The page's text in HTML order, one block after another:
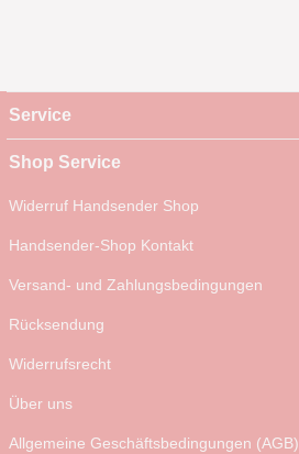
Service
Shop Service
Widerruf Handsender Shop
Handsender-Shop Kontakt
Versand- und Zahlungsbedingungen
Rücksendung
Widerrufsrecht
Über uns
Allgemeine Geschäftsbedingungen (AGB)